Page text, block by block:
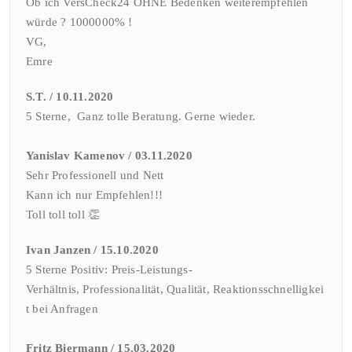
würde ? 1000000% !
VG,
Emre
S.T. / 10.11.2020
5 Sterne, Ganz tolle Beratung. Gerne wieder.
Yanislav Kamenov / 03.11.2020
Sehr Professionell und Nett
Kann ich nur Empfehlen!!!
Toll toll toll 👏
Ivan Janzen / 15.10.2020
5 Sterne Positiv: Preis-Leistungs-
Verhältnis, Professionalität, Qualität, Reaktionsschnelligkei
t bei Anfragen
Fritz Biermann / 15.03.2020